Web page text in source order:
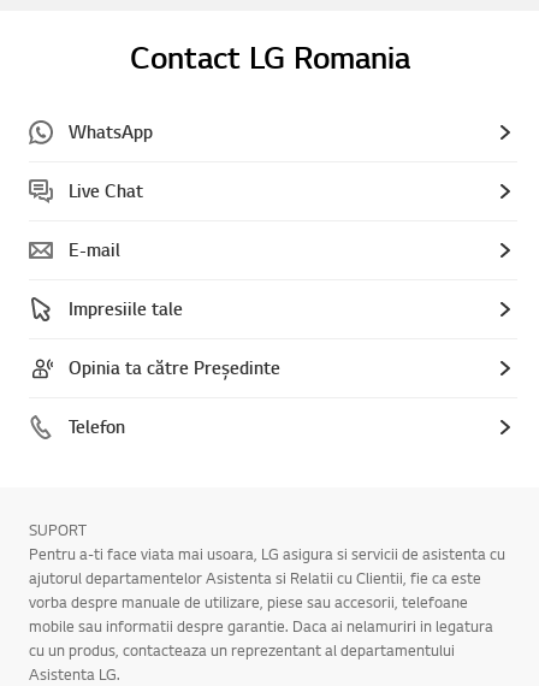
Contact LG Romania
WhatsApp
Live Chat
E-mail
Impresiile tale
Opinia ta către Președinte
Telefon
SUPORT
Pentru a-ti face viata mai usoara, LG asigura si servicii de asistenta cu
ajutorul departamentelor Asistenta si Relatii cu Clientii, fie ca este
vorba despre manuale de utilizare, piese sau accesorii, telefoane
mobile sau informatii despre garantie. Daca ai nelamuriri in legatura
cu un produs, contacteaza un reprezentant al departamentului
Asistenta LG.